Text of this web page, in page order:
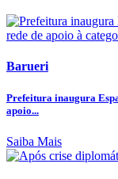
Barueri
Prefeitura inaugura
apoio...
Saiba Mais